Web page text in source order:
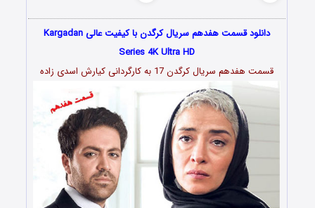
دانلود قسمت هفدهم سریال کرگدن با کیفیت عالی Kargadan
Series 4K Ultra HD
قسمت هفدهم سریال کرگدن 17 به کارگردانی کیارش
اسدى زاده